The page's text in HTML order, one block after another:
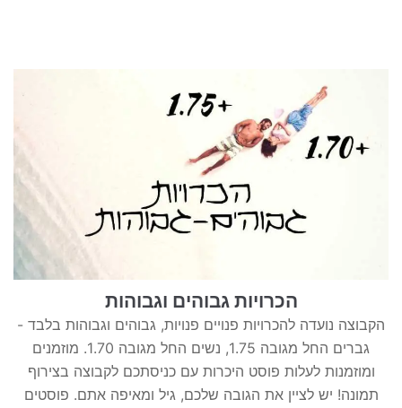
הכרויות גבוהים וגבוהות
הקבוצה נועדה להכרויות פנויים פנויות, גבוהים וגבוהות בלבד -
גברים החל מגובה 1.75, נשים החל מגובה 1.70. מוזמנים
ומוזמנות לעלות פוסט היכרות עם כניסתכם לקבוצה בצירוף
תמונה! יש לציין את הגובה שלכם, גיל ומאיפה אתם. פוסטים